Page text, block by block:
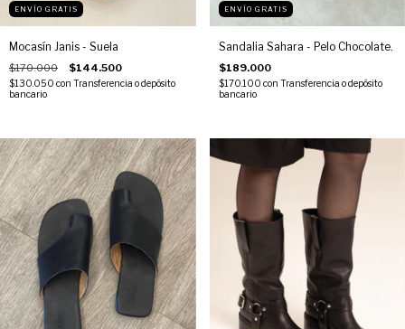
ENVÍO GRATIS
Mocasín Janis - Suela
$170.000 $144.500
$130.050 con Transferencia o depósito
bancario
ENVÍO GRATIS
Sandalia Sahara - Pelo Chocolate.
$189.000
$170.100 con Transferencia o depósito
bancario